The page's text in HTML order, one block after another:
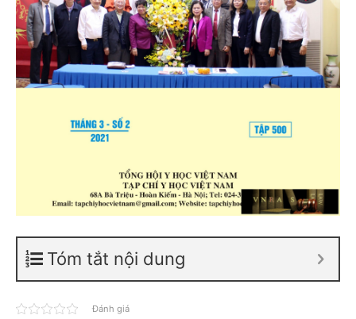
Tóm tắt nội dung
Đánh giá